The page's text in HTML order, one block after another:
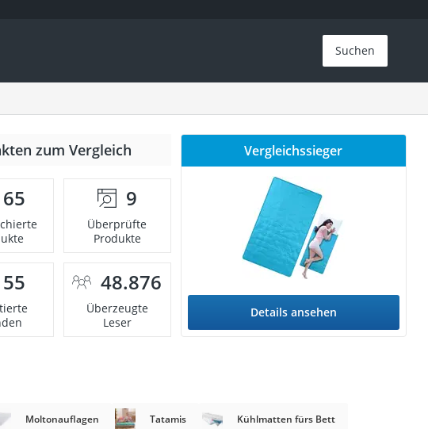
Suchen
zum Vergleich
65 9
Überprüfte
Produkte
55 48.876
Überzeugte
Leser
Vergleichssieger
Details ansehen
Moltonauflagen Tatamis Kühlmatten fürs Bett